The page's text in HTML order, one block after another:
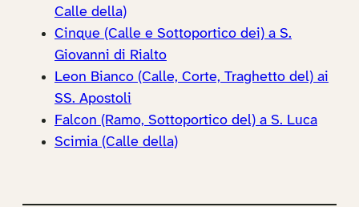
Calle della)
Cinque (Calle e Sottoportico dei) a S.
Giovanni di Rialto
Leon Bianco (Calle, Corte, Traghetto del) ai
SS. Apostoli
Falcon (Ramo, Sottoportico del) a S. Luca
Scimia (Calle della)